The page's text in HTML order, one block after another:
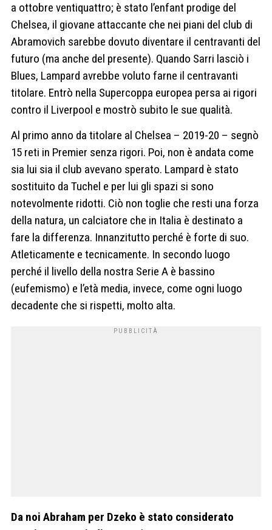
a ottobre ventiquattro; è stato l’enfant prodige del
Chelsea, il giovane attaccante che nei piani del club di
Abramovich sarebbe dovuto diventare il centravanti del
futuro (ma anche del presente). Quando Sarri lasciò i
Blues, Lampard avrebbe voluto farne il centravanti
titolare. Entrò nella Supercoppa europea persa ai rigori
contro il Liverpool e mostrò subito le sue qualità.
Al primo anno da titolare al Chelsea – 2019-20 – segnò
15 reti in Premier senza rigori. Poi, non è andata come
sia lui sia il club avevano sperato. Lampard è stato
sostituito da Tuchel e per lui gli spazi si sono
notevolmente ridotti. Ciò non toglie che resti una forza
della natura, un calciatore che in Italia è destinato a
fare la differenza. Innanzitutto perché è forte di suo.
Atleticamente e tecnicamente. In secondo luogo
perché il livello della nostra Serie A è bassino
(eufemismo) e l’età media, invece, come ogni luogo
decadente che si rispetti, molto alta.
Da noi Abraham per Dzeko è stato considerato